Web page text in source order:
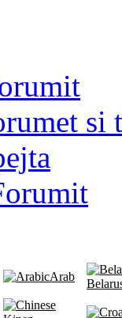
si
Arab